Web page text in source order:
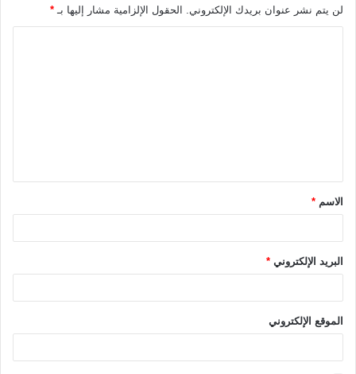
لن يتم نشر عنوان بريدك الإلكتروني. الحقول الإلزامية مشار إليها بـ *
ق
*الاسم *
البريد الإلكتروني *
الموقع الإلكتروني